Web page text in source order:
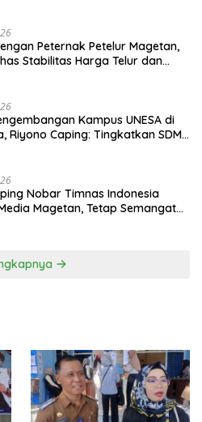
Peternak Petelur Magetan,
Stabilitas Harga Telur dan
Kampus UNESA di
Riyono Caping: Tingkatkan SDM
Nobar Timnas Indonesia
Magetan, Tetap Semangat